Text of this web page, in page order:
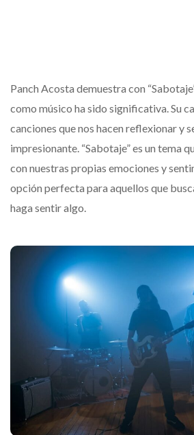
Panch Acosta demuestra con
como músico ha sido significativa. Su
canciones que nos hacen reflexionar y
impresionante. “Sabotaje” es un tema
con nuestras propias emociones y
opción perfecta para aquellos que
haga sentir algo.